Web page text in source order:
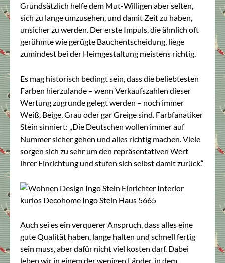
Grundsätzlich helfe dem Mut-Willigen aber selten,
sich zu lange umzusehen, und damit Zeit zu haben,
unsicher zu werden. Der erste Impuls, die ähnlich oft
gerühmte wie gerügte Bauchentscheidung, liege
zumindest bei der Heimgestaltung meistens richtig.
Es mag historisch bedingt sein, dass die beliebtesten
Farben hierzulande – wenn Verkaufszahlen dieser
Wertung zugrunde gelegt werden – noch immer
Weiß, Beige, Grau oder gar Greige sind. Farbfanatiker
Stein sinniert: „Die Deutschen wollen immer auf
Nummer sicher gehen und alles richtig machen. Viele
sorgen sich zu sehr um den repräsentativen Wert
ihrer Einrichtung und stufen sich selbst damit zurück.“
Auch sei es ein verquerer Anspruch, dass alles eine
gute Qualität haben, lange halten und schnell fertig
sein muss, aber dafür nicht viel kosten darf. Dabei
leben wir in einem der wenigen Länder, in dem